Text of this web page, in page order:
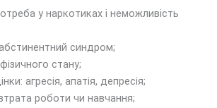
у наркотиках і неможливість
синдром;
стану;
агресія, апатія, депресія;
роботи чи навчання;